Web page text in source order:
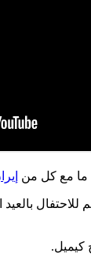
ما مع كل من
كيميل.